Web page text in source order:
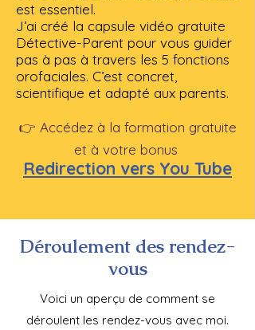
est essentiel.
J’ai créé la capsule vidéo gratuite
Détective-Parent pour vous guider
pas à pas à travers les 5 fonctions
orofaciales. C’est concret,
scientifique et adapté aux parents.
👉 Accédez à la formation gratuite
et à votre bonus
Redirection vers You Tube
Déroulement des rendez-
vous
Voici un aperçu de comment se
déroulent les rendez-vous avec moi.